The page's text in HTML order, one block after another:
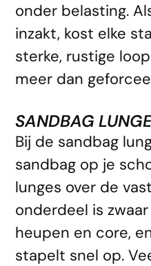
onder belasting.
inzakt, kost elke
sterke, rustige
meer dan
SANDBAG
Bij de sandbag
sandbag op je
lunges over de
onderdeel is
heupen en core,
stapelt snel op.